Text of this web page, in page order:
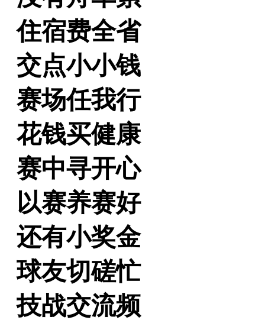
住宿费全省
交点小小钱
赛场任我行
花钱买健康
赛中寻开心
以赛养赛好
还有小奖金
球友切磋忙
技战交流频